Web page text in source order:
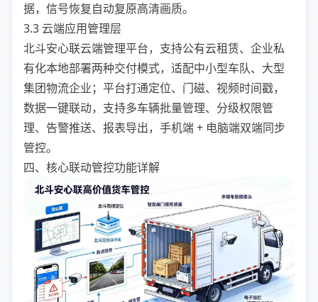
据，信号恢复自动复原高清画质。
3.3 云端应用管理层
北斗安心联云端管理平台，支持公有云租赁、企业私
有化本地部署两种交付模式，适配中小型车队、大型
集团物流企业；平台打通定位、门磁、视频时间戳，
数据一键联动，支持多车辆批量管理、分级权限管
理、告警推送、报表导出，手机端 + 电脑端双端同步
管控。
四、核心联动管控功能详解